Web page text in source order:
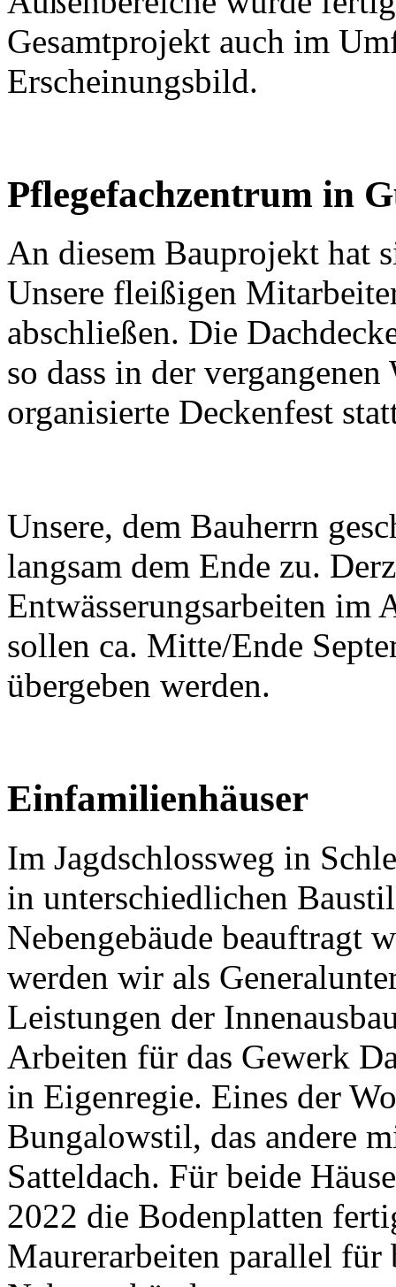
Gesamtprojekt auch im
Erscheinungsbild.
Pflegefachzentrum in
An diesem Bauprojekt hat
Unsere fleißigen
abschließen. Die
so dass in der
organisierte Deckenfest
Unsere, dem Bauherrn
langsam dem Ende zu.
Entwässerungsarbeiten im
sollen ca. Mitte/Ende
übergeben werden.
Einfamilienhäuser
Im Jagdschlossweg in
in unterschiedlichen
Nebengebäude beauftragt
werden wir als
Leistungen der
Arbeiten für das Gewerk
in Eigenregie. Eines der
Bungalowstil, das andere
Satteldach. Für beide
2022 die Bodenplatten
Maurerarbeiten parallel für